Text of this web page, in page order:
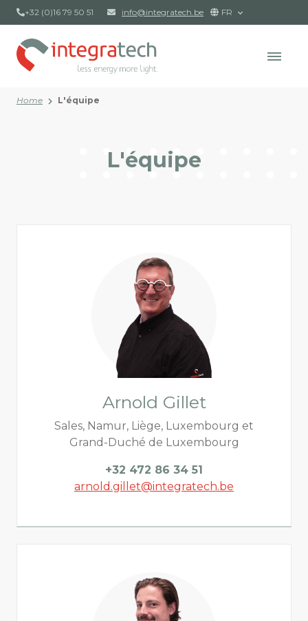
+32 (0)16 79 50 51 info@integratech.be FR
Home L'équipe
L'équipe
Arnold Gillet
Sales, Namur, Liège, Luxembourg et
Grand-Duché de Luxembourg
+32 472 86 34 51
arnold.gillet@integratech.be